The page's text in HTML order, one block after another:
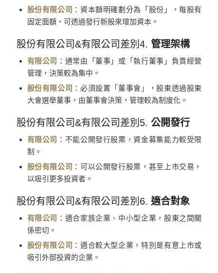
股份有限公司 ：資本額明確劃分為「股份」，每股有
固定面額，可透過發行新股來增加資本。
股份有限公司&有限公司差別4. 管理架構
有限公司 ：通常由「董事」或「執行董事」負責經營
管理，決策較為集中。
股份有限公司 ：必須設置「董事會」，股東透過股東
大會選舉董事，由董事會決策，管理較為制度化。
股份有限公司&有限公司差別5. 公開發行
有限公司 ：不能公開發行股票，資金募集能力較受限
制。
股份有限公司 ：可以公開發行股票，甚至上市交易，
以吸引更多投資者。
股份有限公司&有限公司差別6. 適合對象
有限公司 ：適合家族企業、中小型企業，股東之間關
係密切。
股份有限公司 ：適合較大型企業，特別是有意上市或
吸引外部投資的企業。